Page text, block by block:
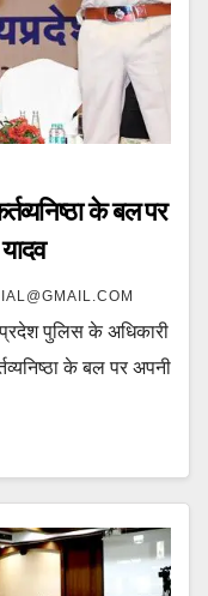
के बल पर
पुलिस के अधिकारी
के बल पर अपनी